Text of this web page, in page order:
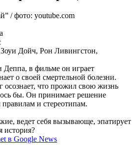
/ фото: youtube.com
Дойч, Рон Ливингстон,
в фильме он играет
о своей смертельной болезни.
осознает, что прожил свою жизнь
бы. Он принимает решение
и стереотипам.
ведет себя вызывающе, эпатирует
история?
в Google News